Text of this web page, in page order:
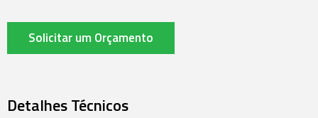
Solicitar um Orçamento
Detalhes Técnicos